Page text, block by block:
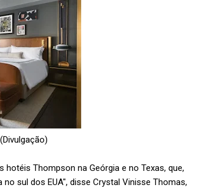
Thompson na Geórgia e no Texas, que,
sul dos EUA", disse Crystal Vinisse Thomas,